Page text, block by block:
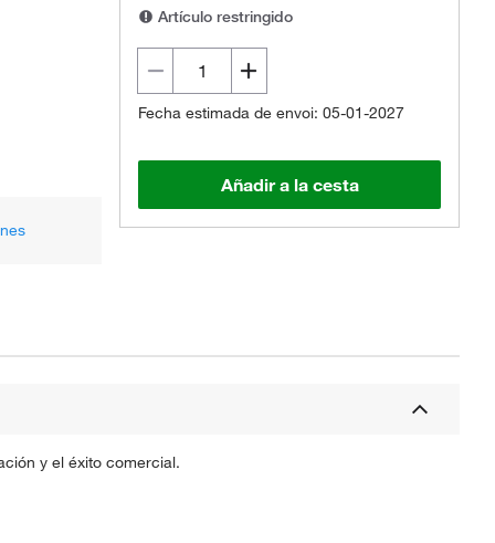
Artículo restringido
Fecha estimada de envoi: 05-01-2027
Añadir a la cesta
y el éxito comercial.